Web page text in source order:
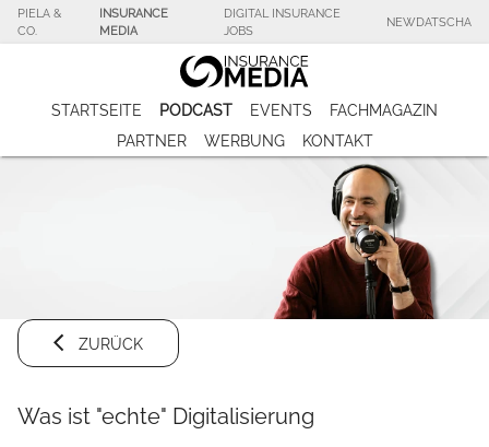
PIELA &
CO.
INSURANCE
MEDIA
DIGITAL INSURANCE
JOBS
NEWDATSCHA
STARTSEITE PODCAST EVENTS
FACHMAGAZIN
PARTNER
WERBUNG KONTAKT
ZURÜCK
Was ist "echte" Digitalisierung